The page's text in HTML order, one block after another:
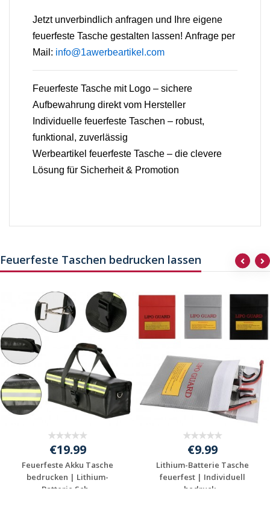
Jetzt unverbindlich anfragen und Ihre eigene
feuerfeste Tasche gestalten lassen!Anfrage per
Mail: info@1awerbeartikel.com
Feuerfeste Tasche mit Logo – sichere
Aufbewahrung direkt vom Hersteller
Individuelle feuerfeste Taschen – robust,
funktional, zuverlässig
Werbeartikel feuerfeste Tasche – die clevere
Lösung für Sicherheit & Promotion
Feuerfeste Taschen bedrucken lassen
€19.99
Feuerfeste Akku Tasche
bedrucken | Lithium-
Batterie Sch...
€9.99
Lithium-Batterie Tasche
feuerfest | Individuell
bedruck...